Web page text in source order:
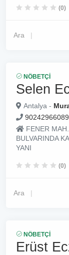
(0)
Ara
NÖBETÇI
Selen
Antalya -
FENER
BULVARINDA
YANI
(0)
Ara
NÖBETÇI
Erüst